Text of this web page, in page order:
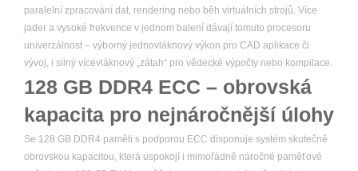
paralelní zpracování dat, rendering nebo běh virtuálních strojů. Více
jader a vysoké frekvence v jednom balení dávají tomuto procesoru
univerzálnost – výborný jednovláknový výkon pro CAD aplikace či
vývoj, i silný vícevláknový „zátah“ pro vědecké výpočty nebo kompilace.
128 GB DDR4 ECC – obrovská
kapacita pro nejnáročnější úlohy
Se 128 GB DDR4 paměti s podporou ECC disponuje systém skutečně
obrovskou kapacitou, která uspokojí i mimořádně náročné paměťové